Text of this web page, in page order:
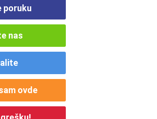
poruku
nas
ovde